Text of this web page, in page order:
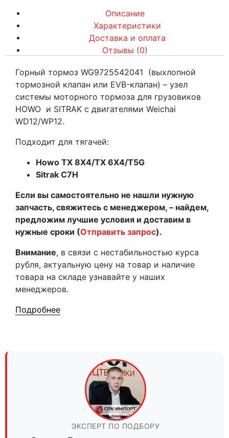
Описание
Характеристики
Доставка и оплата
Отзывы (0)
Горный тормоз WG9725542041 (выхлопной
тормозной клапан или EVB-клапан) – узел
системы моторного тормоза для грузовиков
HOWO и SITRAK с двигателями Weichai
WD12/WP12.
Подходит для тягачей:
Howo TX 8X4/TX 6X4/T5G
Sitrak C7H
Если вы самостоятельно не нашли нужную
запчасть, свяжитесь с менеджером, – найдем,
предложим лучшие условия и доставим в
нужные сроки (Отправить запрос).
Внимание, в связи с нестабильностью курса
рубля, актуальную цену на товар и наличие
товара на складе узнавайте у наших
менеджеров.
Подробнее
ЭКСПЕРТ ПО ПОДБОРУ